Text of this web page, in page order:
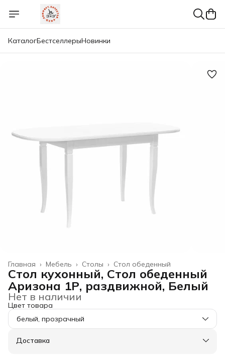
КаталогБестселлерыНовинки
Стол обеденный
Столы ›
Мебель ›
Главная ›
Стол кухонный, Стол обеденный
Аризона 1Р, раздвижной, Белый
Нет в наличии
Цвет товара
белый, прозрачный
Доставка